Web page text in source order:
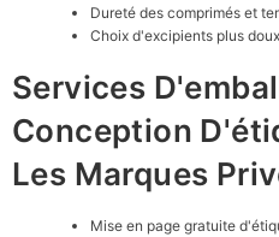
Dureté des comprimés et
Choix d'excipients plus
Services
Conception
Les Marques
Mise en page gratuite